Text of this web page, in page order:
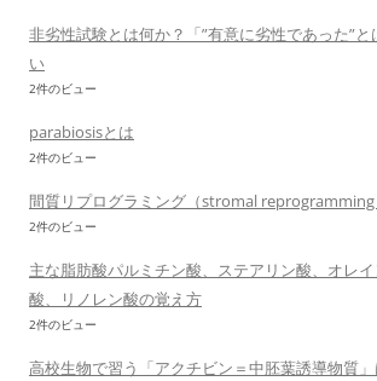
非劣性試験とは何か？「”有意に劣性であった”
い
2件のビュー
parabiosisとは
2件のビュー
間質リプログラミング（stromal reprogramming
2件のビュー
主な脂肪酸パルミチン酸、ステアリン酸、オレ
酸、リノレン酸の覚え方
2件のビュー
高校生物で習う「アクチビン＝中胚葉誘導物質